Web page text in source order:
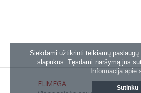
Siekdami užtikrinti teikiamų
slapukus. Tęsdami naršymą jūs
Informacija apie
Sutinku
ELMEGA